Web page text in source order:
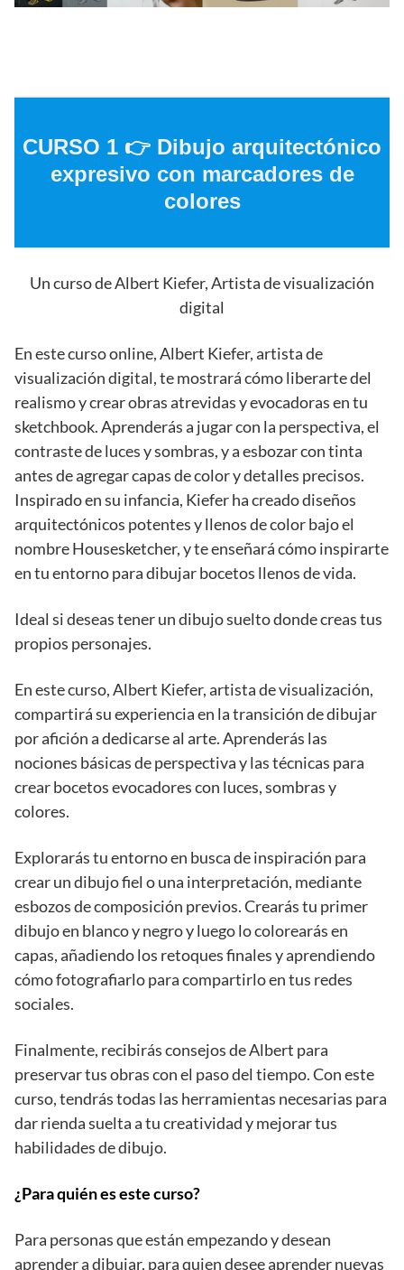
CURSO 1 👉 Dibujo arquitectónico
expresivo con marcadores de
colores
Un curso de Albert Kiefer, Artista de visualización
digital
En este curso online, Albert Kiefer, artista de
visualización digital, te mostrará cómo liberarte del
realismo y crear obras atrevidas y evocadoras en tu
sketchbook. Aprenderás a jugar con la perspectiva, el
contraste de luces y sombras, y a esbozar con tinta
antes de agregar capas de color y detalles precisos.
Inspirado en su infancia, Kiefer ha creado diseños
arquitectónicos potentes y llenos de color bajo el
nombre Housesketcher, y te enseñará cómo inspirarte
en tu entorno para dibujar bocetos llenos de vida.
Ideal si deseas tener un dibujo suelto donde creas tus
propios personajes.
En este curso, Albert Kiefer, artista de visualización,
compartirá su experiencia en la transición de dibujar
por afición a dedicarse al arte. Aprenderás las
nociones básicas de perspectiva y las técnicas para
crear bocetos evocadores con luces, sombras y
colores.
Explorarás tu entorno en busca de inspiración para
crear un dibujo fiel o una interpretación, mediante
esbozos de composición previos. Crearás tu primer
dibujo en blanco y negro y luego lo colorearás en
capas, añadiendo los retoques finales y aprendiendo
cómo fotografiarlo para compartirlo en tus redes
sociales.
Finalmente, recibirás consejos de Albert para
preservar tus obras con el paso del tiempo. Con este
curso, tendrás todas las herramientas necesarias para
dar rienda suelta a tu creatividad y mejorar tus
habilidades de dibujo.
¿Para quién es este curso?
Para personas que están empezando y desean
aprender a dibujar, para quien desee aprender nuevas